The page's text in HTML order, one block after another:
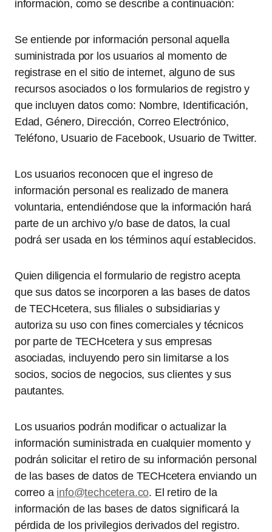
información, como se describe a continuación:
Se entiende por información personal aquella
suministrada por los usuarios al momento de
registrase en el sitio de internet, alguno de sus
recursos asociados o los formularios de registro y
que incluyen datos como: Nombre, Identificación,
Edad, Género, Dirección, Correo Electrónico,
Teléfono, Usuario de Facebook, Usuario de Twitter.
Los usuarios reconocen que el ingreso de
información personal es realizado de manera
voluntaria, entendiéndose que la información hará
parte de un archivo y/o base de datos, la cual
podrá ser usada en los términos aquí establecidos.
Quien diligencia el formulario de registro acepta
que sus datos se incorporen a las bases de datos
de TECHcetera, sus filiales o subsidiarias y
autoriza su uso con fines comerciales y técnicos
por parte de TECHcetera y sus empresas
asociadas, incluyendo pero sin limitarse a los
socios, socios de negocios, sus clientes y sus
pautantes.
Los usuarios podrán modificar o actualizar la
información suministrada en cualquier momento y
podrán solicitar el retiro de su información personal
de las bases de datos de TECHcetera enviando un
correo a info@techcetera.co. El retiro de la
información de las bases de datos significará la
pérdida de los privilegios derivados del registro.